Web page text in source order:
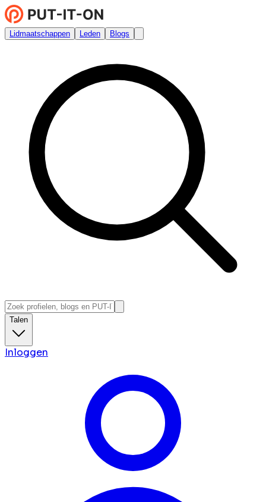
Lidmaatschappen Leden Blogs
Talen
Inloggen